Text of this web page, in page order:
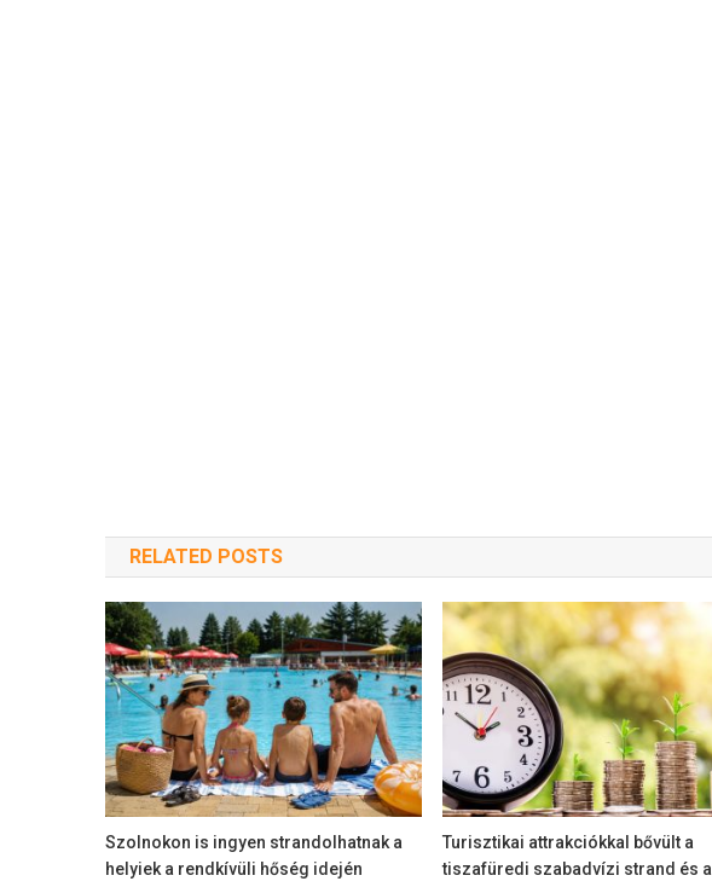
RELATED POSTS
Szolnokon is ingyen strandolhatnak a
helyiek a rendkívüli hőség idején
Turisztikai attrakciókkal bővült a
tiszafüredi szabadvízi strand és a